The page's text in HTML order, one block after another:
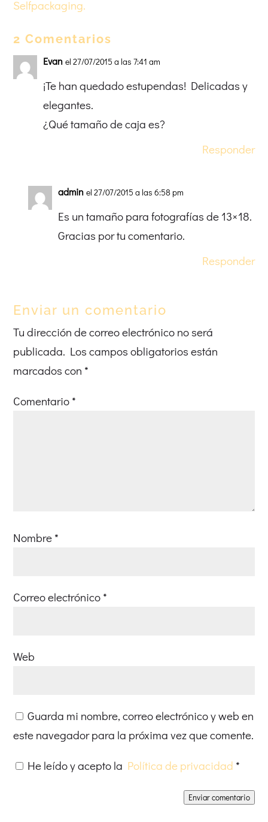
Selfpackaging.
2 Comentarios
Evan el 27/07/2015 a las 7:41 am
¡Te han quedado estupendas! Delicadas y
elegantes.
¿Qué tamaño de caja es?
Responder
admin el 27/07/2015 a las 6:58 pm
Es un tamaño para fotografías de 13×18.
Gracias por tu comentario.
Responder
Enviar un comentario
Tu dirección de correo electrónico no será
publicada. Los campos obligatorios están
marcados con *
Comentario *
Nombre *
Correo electrónico *
Web
Guarda mi nombre, correo electrónico y web en
este navegador para la próxima vez que comente.
He leído y acepto la Política de privacidad *
Enviar comentario